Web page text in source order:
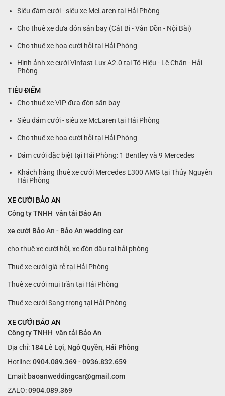
Siêu đám cưới - siêu xe McLaren tại Hải Phòng
Cho thuê xe đưa đón sân bay (Cát Bi - Vân Đồn - Nội Bài)
Cho thuê xe hoa cưới hỏi tại Hải Phòng
Hình ảnh xe cưới Vinfast Lux A2.0 tại Tô Hiệu - Lê Chân - Hải
Phòng
TIÊU ĐIỂM
Cho thuê xe VIP đưa đón sân bay
Siêu đám cưới - siêu xe McLaren tại Hải Phòng
Cho thuê xe hoa cưới hỏi tại Hải Phòng
Đám cưới đặc biệt tại Hải Phòng: 1 Bentley và 9 Mercedes
Khách hàng thuê xe cưới Mercedes E300 AMG tại Thủy Nguyên
Hải Phòng
XE CƯỚI BẢO AN
Công ty TNHH vân tải Bảo An
xe cưới Bảo An - Bảo An wedding car
cho thuê xe cưới hỏi, xe đón dâu tại hải phòng
Thuê xe cưới giá rẻ tại Hải Phòng
Thuê xe cưới mui trần tại Hải Phòng
Thuê xe cưới Sang trọng tại Hải Phòng
XE CƯỚI BẢO AN
Công ty TNHH vân tải Bảo An
Địa chỉ: 184 Lê Lợi, Ngô Quyền, Hải Phòng
Hotline:0904.089.369 - 0936.832.659
Email: baoanweddingcar@gmail.com
ZALO:0904.089.369